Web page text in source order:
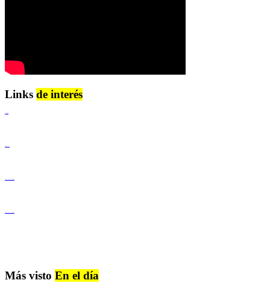
Links de interés
Más visto En el día